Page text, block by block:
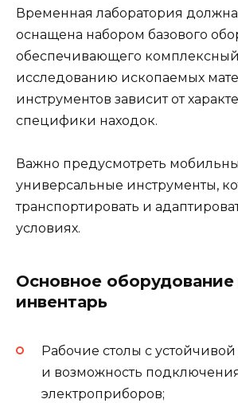
Временная лаборатория
оснащена набором базового
обеспечивающего
исследованию ископаемых
инструментов зависит от
специфики находок.
Важно предусмотреть
универсальные инструменты,
транспортировать и
условиях.
Основное оборудование
инвентарь
Рабочие столы с
и возможность
электроприборов;